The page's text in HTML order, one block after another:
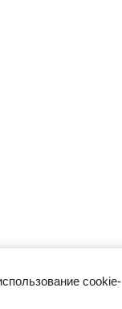
cookie-